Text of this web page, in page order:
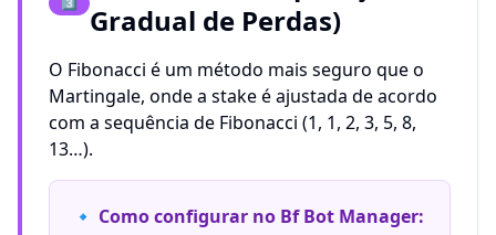
Gradual de Perdas)
O Fibonacci é um método mais seguro que o
Martingale, onde a stake é ajustada de acordo
com a sequência de Fibonacci (1, 1, 2, 3, 5, 8,
13…).
🔹 Como configurar no Bf Bot Manager: